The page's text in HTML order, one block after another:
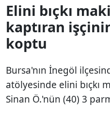
Elini bıçkı
kaptıran
koptu
Bursa'nın İnegöl
atölyesinde elini bıçkı
Sinan Ö.'nün (40) 3